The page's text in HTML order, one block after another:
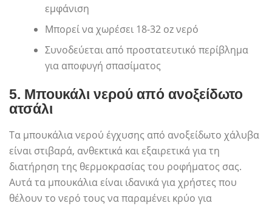
εμφάνιση
Μπορεί να χωρέσει 18-32 oz νερό
Συνοδεύεται από προστατευτικό περίβλημα
για αποφυγή σπασίματος
5. Μπουκάλι νερού από ανοξείδωτο
ατσάλι
Τα μπουκάλια νερού έγχυσης από ανοξείδωτο χάλυβα
είναι στιβαρά, ανθεκτικά και εξαιρετικά για τη
διατήρηση της θερμοκρασίας του ροφήματος σας.
Αυτά τα μπουκάλια είναι ιδανικά για χρήστες που
θέλουν το νερό τους να παραμένει κρύο για